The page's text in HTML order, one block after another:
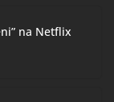
na Netflix